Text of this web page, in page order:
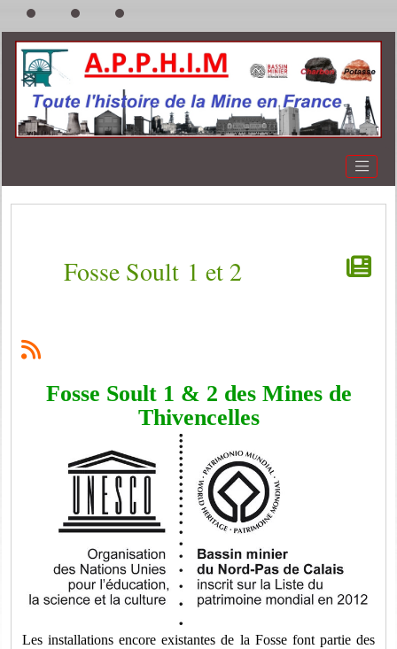
Fosse Soult 1 et 2
Fosse Soult 1 & 2 des Mines de
Thivencelles
Les installations encore existantes de la Fosse font partie des